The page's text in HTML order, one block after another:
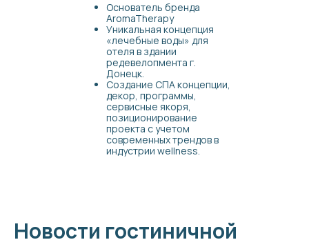
Основатель бренда
AromaTherapy
Уникальная концепция
«лечебные воды» для
отеля в здании
редевелопмента г.
Донецк.
Создание СПА концепции,
декор, программы,
сервисные якоря,
позиционирование
проекта с учетом
современных трендов в
индустрии wellness.
Новости гостиничной